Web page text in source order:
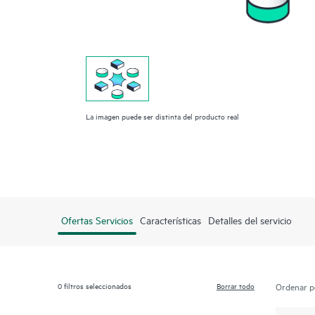
La imagen puede ser distinta del producto real
Ofertas Servicios Características Detalles del servicio
0filtros seleccionados Borrar todo Ordenar